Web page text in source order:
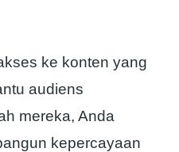
ke konten yang
audiens
mereka, Anda
kepercayaan